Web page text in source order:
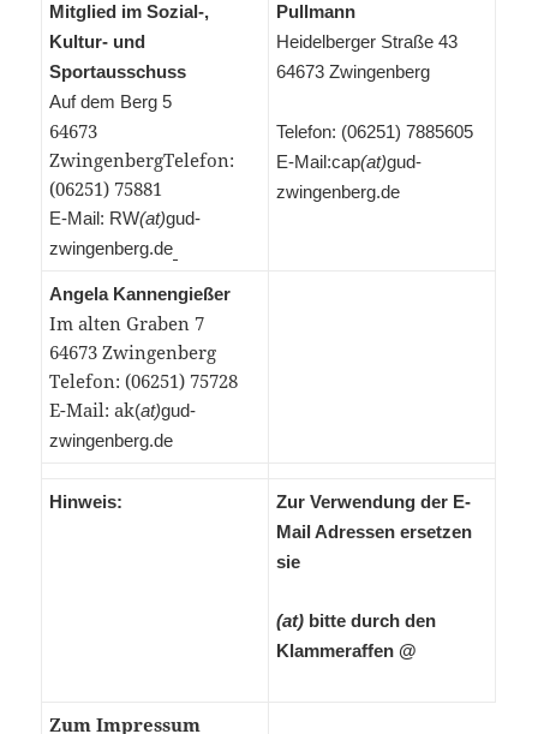
Mitglied im Sozial-,
Kultur- und
Sportausschuss
Auf dem Berg 5
64673
ZwingenbergTelefon:
(06251) 75881
E-Mail: RW(at)gud-
zwingenberg.de
Pullmann
Heidelberger Straße 43
64673 Zwingenberg
Telefon: (06251) 7885605
E-Mail:cap(at)gud-
zwingenberg.de
Angela Kannengießer
Im alten Graben 7
64673 Zwingenberg
Telefon: (06251) 75728
E-Mail: ak(at)gud-
zwingenberg.de
Hinweis:
Zur Verwendung der E-
Mail Adressen ersetzen
sie
(at) bitte durch den
Klammeraffen @
Zum Impressum